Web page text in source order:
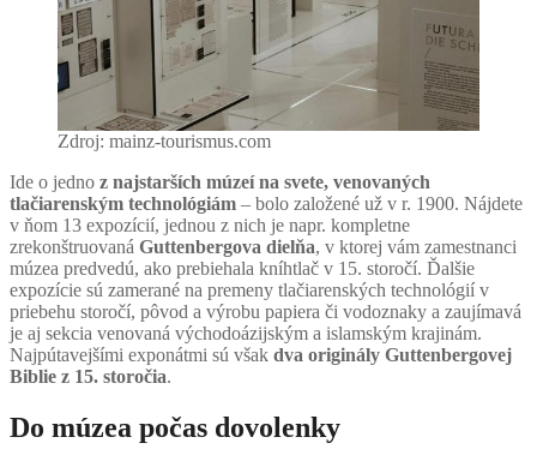
Zdroj: mainz-tourismus.com
Ide o jedno z najstarších múzeí na svete, venovaných
tlačiarenským technológiám – bolo založené už v r. 1900. Nájdete
v ňom 13 expozícií, jednou z nich je napr. kompletne
zrekonštruovaná Guttenbergova dielňa, v ktorej vám zamestnanci
múzea predvedú, ako prebiehala kníhtlač v 15. storočí. Ďalšie
expozície sú zamerané na premeny tlačiarenských technológií v
priebehu storočí, pôvod a výrobu papiera či vodoznaky a zaujímavá
je aj sekcia venovaná východoázijským a islamským krajinám.
Najpútavejšími exponátmi sú však dva originály Guttenbergovej
Biblie z 15. storočia.
Do múzea počas dovolenky